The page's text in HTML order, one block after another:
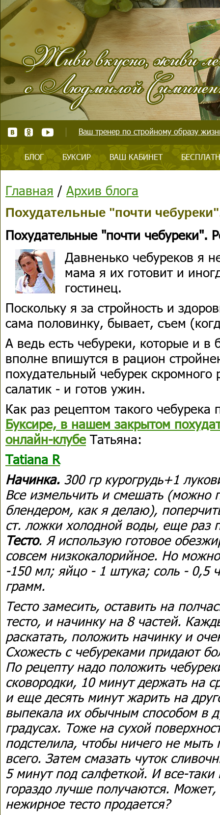
Ваш тренер по стройному образу
БЛОГ БУКСИР ВАШ КАБИНЕТ
Главная / Архив блога
Похудательные "почти
Похудательные "почти чебуреки".
Давненько чебуреков я
мама я их готовит и
гостинец.
Поскольку я за стройность и
сама половинку, бывает, съем
А ведь есть чебуреки, которые и в
вполне впишутся в рацион
похудательный чебурек
салатик - и готов ужин.
Как раз рецептом такого чебурека
Буксире, в нашем закрытом
онлайн-клубе Татьяна:
Tatiana R
Начинка. 300 гр курогрудь+1
Все измельчить и смешать (можно
блендером, как я делаю),
ст. ложки холодной воды, еще раз
Тесто. Я использую готовое
совсем низкокалорийное. Но
-150 мл; яйцо - 1 штука; соль - 0,5
грамм.
Тесто замесить, оставить на
тесто, и начинку на 8 частей.
раскатать, положить начинку и
Схожесть с чебуреками придают
По рецепту надо положить
сковородки, 10 минут держать на
и еще десять минут жарить на
выпекала их обычным способом в
градусах. Тоже на сухой
подстелила, чтобы ничего не
всего. Затем смазать чуток
5 минут под салфеткой. И все-таки
гораздо лучше получаются.
нежирное тесто продается?